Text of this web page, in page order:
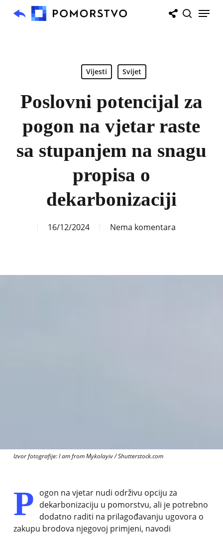
Menu
Vijesti Svijet
Poslovni potencijal za
pogon na vjetar raste
sa stupanjem na snagu
propisa o
dekarbonizaciji
16/12/2024 Nema komentara
Izvor fotografije:I am from Mykolayiv / Shutterstock.com
P ogon na vjetar nudi održivu opciju za
dekarbonizaciju u pomorstvu, ali je potrebno
dodatno raditi na prilagođavanju ugovora o
zakupu brodova njegovoj primjeni, navodi